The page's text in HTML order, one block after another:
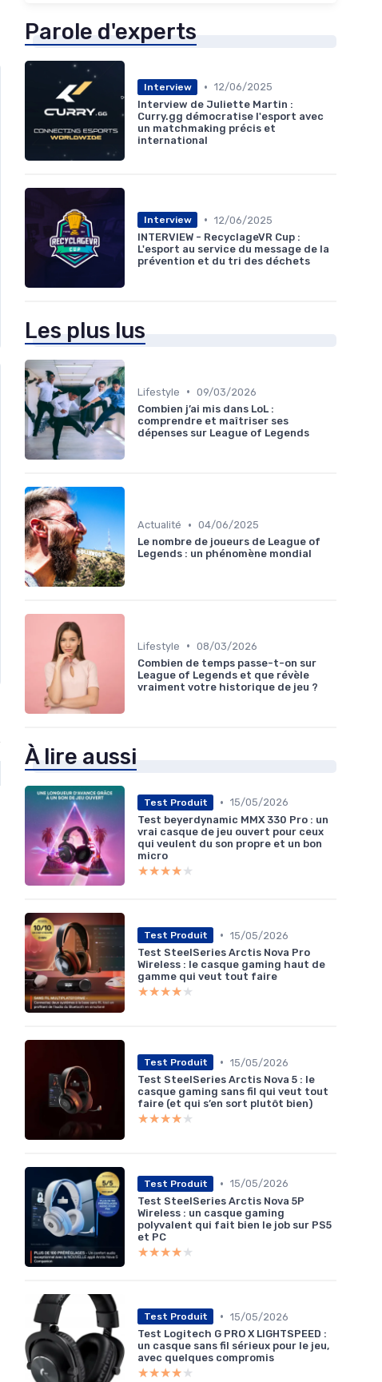
Parole d'experts
Interview • 12/06/2025
Interview de Juliette Martin :
Curry.gg démocratise l'esport avec
un matchmaking précis et
international
Interview • 12/06/2025
INTERVIEW - RecyclageVR Cup :
L'esport au service du message de la
prévention et du tri des déchets
Les plus lus
Lifestyle • 09/03/2026
Combien j’ai mis dans LoL :
comprendre et maîtriser ses
dépenses sur League of Legends
Actualité • 04/06/2025
Le nombre de joueurs de League of
Legends : un phénomène mondial
Lifestyle • 08/03/2026
Combien de temps passe-t-on sur
League of Legends et que révèle
vraiment votre historique de jeu ?
À lire aussi
Test Produit • 15/05/2026
Test beyerdynamic MMX 330 Pro : un
vrai casque de jeu ouvert pour ceux
qui veulent du son propre et un bon
micro
★★★★★
★★★★★
Test Produit • 15/05/2026
Test SteelSeries Arctis Nova Pro
Wireless : le casque gaming haut de
gamme qui veut tout faire
★★★★★
★★★★★
Test Produit • 15/05/2026
Test SteelSeries Arctis Nova 5 : le
casque gaming sans fil qui veut tout
faire (et qui s’en sort plutôt bien)
★★★★★
★★★★★
Test Produit • 15/05/2026
Test SteelSeries Arctis Nova 5P
Wireless : un casque gaming
polyvalent qui fait bien le job sur PS5
et PC
★★★★★
★★★★★
Test Produit • 15/05/2026
Test Logitech G PRO X LIGHTSPEED :
un casque sans fil sérieux pour le jeu,
avec quelques compromis
★★★★★
★★★★★